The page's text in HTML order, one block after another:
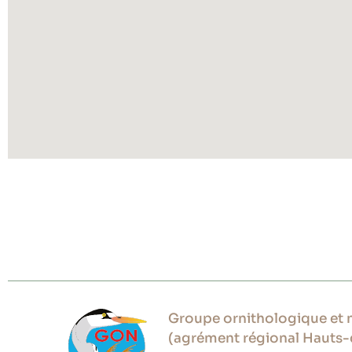
Groupe ornithologique et
(agrément régional